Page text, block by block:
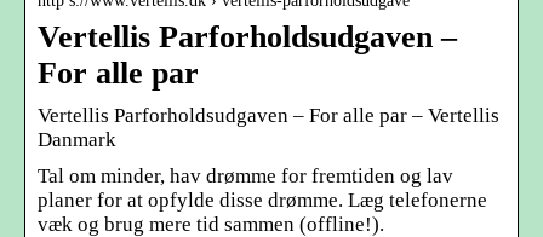
Vertellis Parforholdsudgaven –
For alle par
Vertellis Parforholdsudgaven – For alle par – Vertellis
Danmark
Tal om minder, hav drømme for fremtiden og lav
planer for at opfylde disse drømme. Læg telefonerne
væk og brug mere tid sammen (offline!).